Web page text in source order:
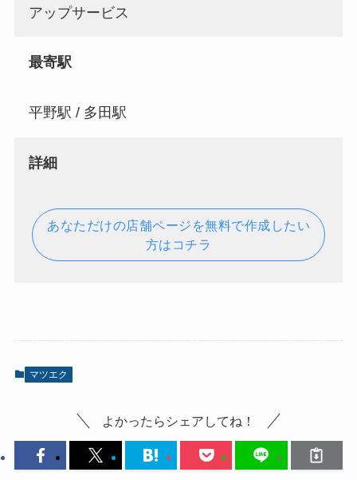
アップサービス
最寄駅
平野駅 / 多田駅
詳細
あなただけの店舗ページを無料で作成したい
方はコチラ
マツエク
よかったらシェアしてね！